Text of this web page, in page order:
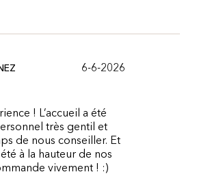
6-6-2026
! L’accueil a été
très gentil et
de nous conseiller. Et
à la hauteur de nos
vivement ! :)